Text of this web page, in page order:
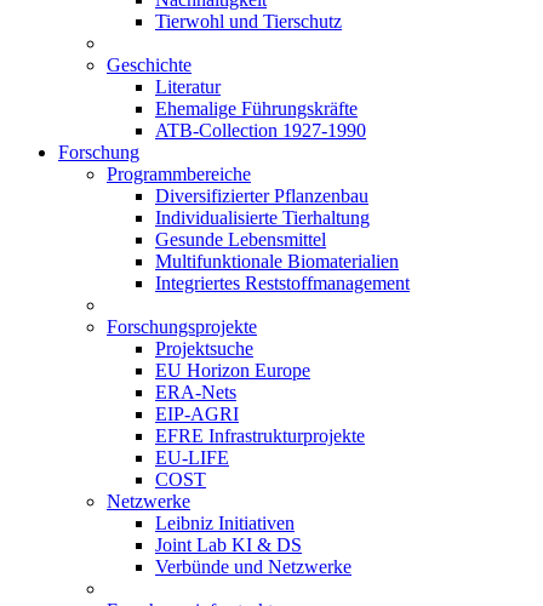
Tierwohl und Tierschutz
Geschichte
Literatur
Ehemalige Führungskräfte
ATB-Collection 1927-1990
Forschung
Programmbereiche
Diversifizierter Pflanzenbau
Individualisierte Tierhaltung
Gesunde Lebensmittel
Multifunktionale Biomaterialien
Integriertes Reststoffmanagement
Forschungsprojekte
Projektsuche
EU Horizon Europe
ERA-Nets
EIP-AGRI
EFRE Infrastrukturprojekte
EU-LIFE
COST
Netzwerke
Leibniz Initiativen
Joint Lab KI & DS
Verbünde und Netzwerke